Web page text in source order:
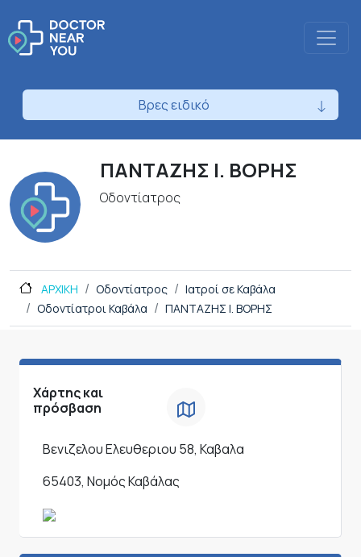
Βρες ειδικό
ΠΑΝΤΑΖΗΣ Ι. ΒΟΡΗΣ
Οδοντίατρος
ΑΡΧΙΚΗ Οδοντίατρος
Ιατροί σε Καβάλα
Οδοντίατροι Καβάλα
ΠΑΝΤΑΖΗΣ Ι. ΒΟΡΗΣ
Χάρτης και
πρόσβαση
Βενιζελου Ελευθεριου 58, Καβαλα
65403, Νομός Καβάλας